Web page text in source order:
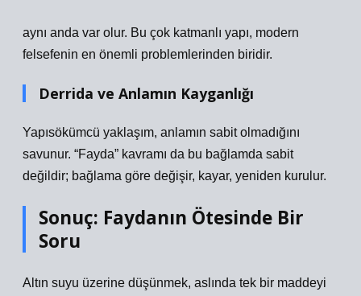
aynı anda var olur. Bu çok katmanlı yapı, modern
felsefenin en önemli problemlerinden biridir.
Derrida ve Anlamın Kayganlığı
Yapısökümcü yaklaşım, anlamın sabit olmadığını
savunur. “Fayda” kavramı da bu bağlamda sabit
değildir; bağlama göre değişir, kayar, yeniden kurulur.
Sonuç: Faydanın Ötesinde Bir
Soru
Altın suyu üzerine düşünmek, aslında tek bir maddeyi